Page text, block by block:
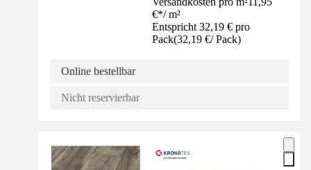
€*/ m²
Entspricht 32,19 € pro
Pack(32,19 €/ Pack)
Online bestellbar
Nicht reservierbar